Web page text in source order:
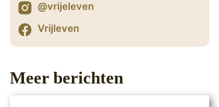
@vrijeleven
Vrijleven
Meer berichten